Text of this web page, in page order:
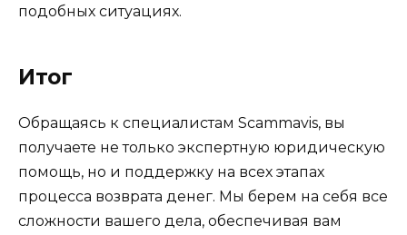
подобных ситуациях.
Итог
Обращаясь к специалистам Scammavis, вы
получаете не только экспертную юридическую
помощь, но и поддержку на всех этапах
процесса возврата денег. Мы берем на себя все
сложности вашего дела, обеспечивая вам